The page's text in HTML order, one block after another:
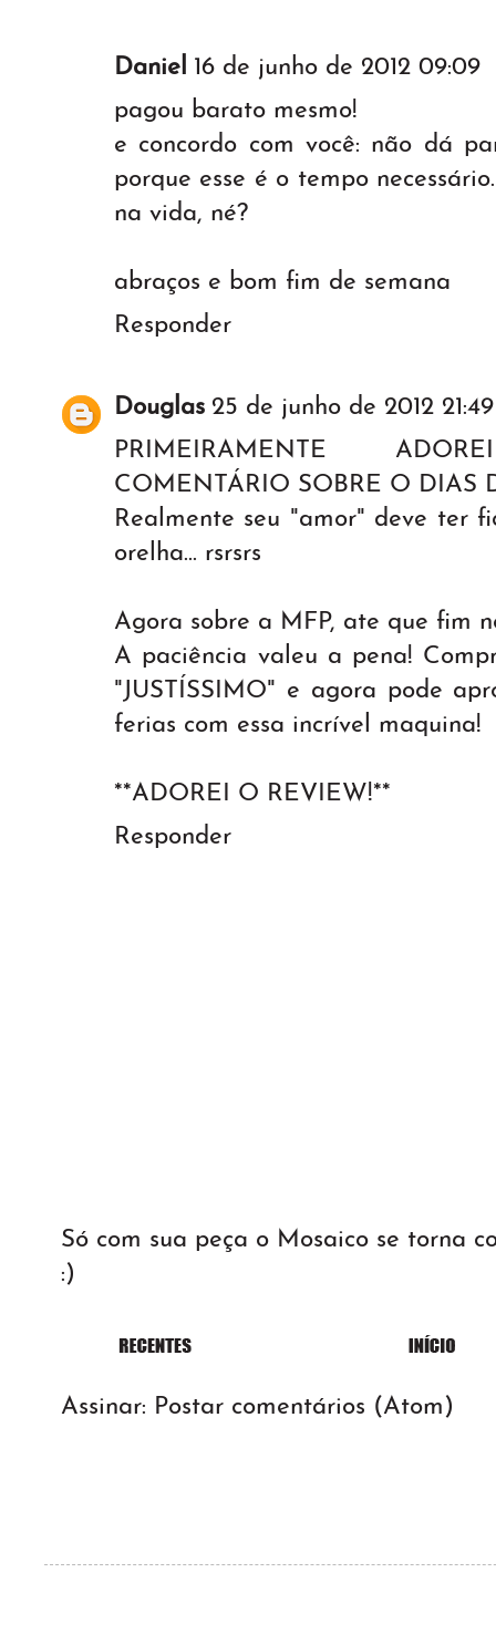
Daniel 16 de junho de 2012 09:09
pagou barato mesmo!
e concordo com você: não dá
porque esse é o tempo
na vida, né?
abraços e bom fim de semana
Responder
Douglas 25 de junho de 2012 21:49
PRIMEIRAMENTE
COMENTÁRIO SOBRE O DIAS
Realmente seu "amor" deve ter
orelha... rsrsrs
Agora sobre a MFP, ate que fim
A paciência valeu a pena!
"JUSTÍSSIMO" e agora pode
ferias com essa incrível maquina!
**ADOREI O REVIEW!**
Responder
Só com sua peça o Mosaico se torna
:)
Assinar: Postar comentários (Atom)